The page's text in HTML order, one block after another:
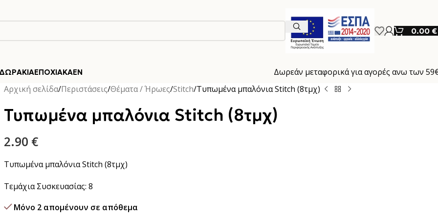
0.00 €
ΔΩΡΆΚΙΑΕΠΟΧΙΑΚΆEN
Δωρεάν μεταφορικά για αγορές ανω των
Αρχική σελίδα Περιστάσεις Θέματα / Ήρωες Stitch Τυπωμένα μπαλόνια Stitch (8τμχ)
Τυπωμένα μπαλόνια Stitch (8τμχ)
2.90 €
Τυπωμένα μπαλόνια Stitch (8τμχ)
Τεμάχια Συσκευασίας: 8
Μόνο 2 απομένουν σε απόθεμα